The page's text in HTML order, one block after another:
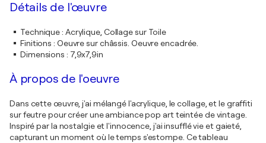
Détails de l'œuvre
Technique: Acrylique, Collage sur Toile
Finitions : Oeuvre sur châssis. Oeuvre encadrée.
Dimensions : 7,9x7,9in
À propos de l'oeuvre
Dans cette œuvre, j'ai mélangé l'acrylique, le collage, et le graffiti
sur feutre pour créer une ambiance pop art teintée de vintage.
Inspiré par la nostalgie et l'innocence, j'ai insufflé vie et gaieté,
capturant un moment où le temps s'estompe. Ce tableau